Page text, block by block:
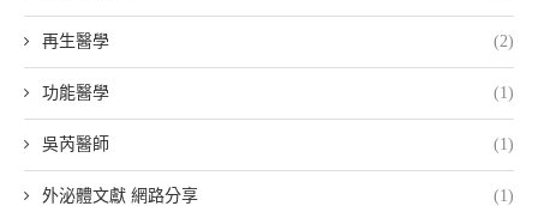
再生醫學 (2)
功能醫學 (1)
吳芮醫師 (1)
外泌體文獻 網路分享 (1)